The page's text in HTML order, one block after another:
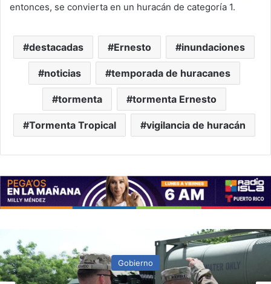
entonces, se convierta en un huracán de categoría 1.
destacadas Ernesto inundaciones
noticias temporada de huracanes
tormenta tormenta Ernesto
Tormenta Tropical vigilancia de huracán
Gobierno